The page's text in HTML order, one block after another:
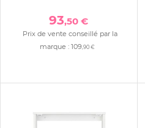
93,50 €
Prix de vente conseillé par la
marque :109,90 €